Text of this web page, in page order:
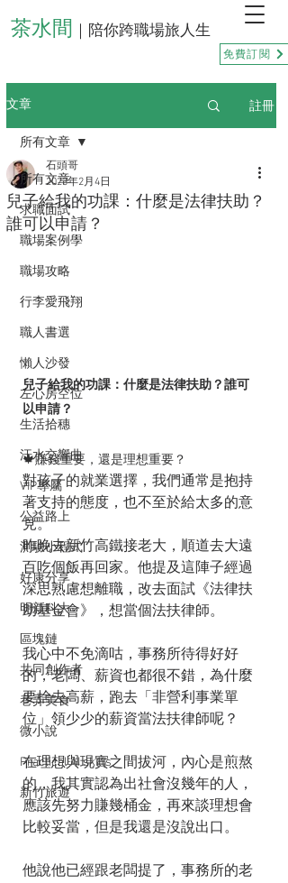
茶水間 ｜陪你跨職場旅人生
免費訂閱
文章 註冊
所有文章
求職面試
職場案例學
職場攻略
行李愛飛翔
職人書選
懶人沙發
左心房空位
生活拾穗
汗水交響曲
VIP專屬
公益路上
測驗小程式
好康分享
明新科大
區塊鏈
共同創作者
巷弄美食
微小說
Practical AI skills
新竹旅遊
所有文章
兒子給我的功課：什麼是法律扶助？
誰可以申請？
石頭哥
2023年2月4日
兒子給我的功課：什麼是法律扶助？誰可
以申請？
🍁賺錢重要，還是理想重要？
對孩子的就業選擇，我們通常是抱持
著支持的態度，也不至於給太多的意
見。
昨晚去新竹高鐵接老大，順道去大遠
百吃個飯再回家。他提及這陣子經過
深思熟慮想離職，改去面試《法律扶
助基金會》，想當個法扶律師。
我心中不免滴咕，事務所待得好好
的，老闆、薪資也都很不錯，為什麼
要捨去高薪，跑去「非營利事業單
位」領少少的薪資當法扶律師呢？
在理想與現實之間拔河，內心是煎熬
的，我其實認為出社會沒幾年的人，
應該先努力賺幾桶金，再來談理想會
比較妥當，但是我還是沒說出口。
他說他已經跟老闆提了，事務所的老